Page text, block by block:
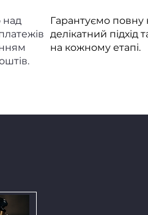
Гарантуємо повну
делікатний підхід
на кожному етапі.